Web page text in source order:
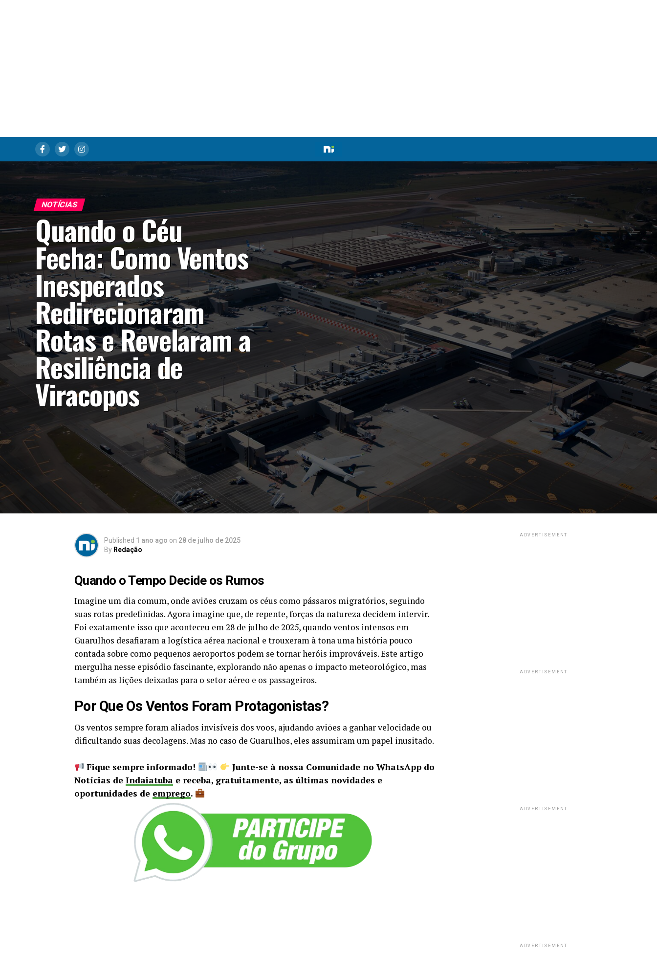
NOTÍCIAS
Quando o Céu
Fecha: Como Ventos
Inesperados
Redirecionaram
Rotas e Revelaram a
Resiliência de
Viracopos
Published 1 ano ago on 28 de julho de 2025
By Redação
Quando o Tempo Decide os Rumos
Imagine um dia comum, onde aviões cruzam os céus como pássaros migratórios, seguindo
suas rotas predefinidas. Agora imagine que, de repente, forças da natureza decidem intervir.
Foi exatamente isso que aconteceu em 28 de julho de 2025, quando ventos intensos em
Guarulhos desafiaram a logística aérea nacional e trouxeram à tona uma história pouco
contada sobre como pequenos aeroportos podem se tornar heróis improváveis. Este artigo
mergulha nesse episódio fascinante, explorando não apenas o impacto meteorológico, mas
também as lições deixadas para o setor aéreo e os passageiros.
Por Que Os Ventos Foram Protagonistas?
Os ventos sempre foram aliados invisíveis dos voos, ajudando aviões a ganhar velocidade ou
dificultando suas decolagens. Mas no caso de Guarulhos, eles assumiram um papel inusitado.
Fique sempre informado!
Junte-se à nossa Comunidade no WhatsApp do
Notícias de Indaiatuba e receba, gratuitamente, as últimas novidades e
oportunidades de emprego.
ADVERTISEMENT
ADVERTISEMENT
ADVERTISEMENT
ADVERTISEMENT